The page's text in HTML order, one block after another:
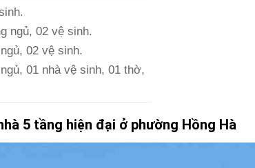
ngủ, 02 vệ sinh.
02 vệ sinh.
01 nhà vệ sinh, 01 thờ,
5 tầng hiện đại ở phường Hồng Hà